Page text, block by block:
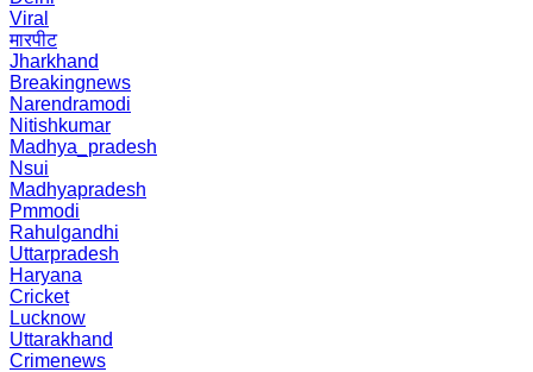
Viral
मारपीट
Jharkhand
Breakingnews
Narendramodi
Nitishkumar
Madhya_pradesh
Nsui
Madhyapradesh
Pmmodi
Rahulgandhi
Uttarpradesh
Haryana
Cricket
Lucknow
Uttarakhand
Crimenews